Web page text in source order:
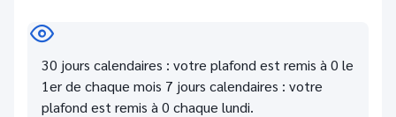
30 jours calendaires : votre plafond est remis à 0 le
1er de chaque mois 7 jours calendaires : votre
plafond est remis à 0 chaque lundi.